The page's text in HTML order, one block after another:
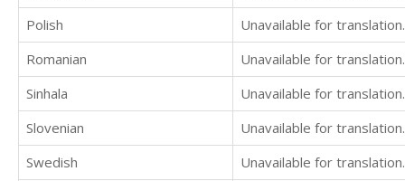
Polish
Unavailable for translation.
Romanian
Unavailable for translation.
Sinhala
Unavailable for translation.
Slovenian
Unavailable for translation.
Swedish
Unavailable for translation.